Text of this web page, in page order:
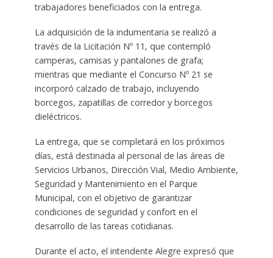
trabajadores beneficiados con la entrega.
La adquisición de la indumentaria se realizó a
través de la Licitación Nº 11, que contempló
camperas, camisas y pantalones de grafa;
mientras que mediante el Concurso Nº 21 se
incorporó calzado de trabajo, incluyendo
borcegos, zapatillas de corredor y borcegos
dieléctricos.
La entrega, que se completará en los próximos
días, está destinada al personal de las áreas de
Servicios Urbanos, Dirección Vial, Medio Ambiente,
Seguridad y Mantenimiento en el Parque
Municipal, con el objetivo de garantizar
condiciones de seguridad y confort en el
desarrollo de las tareas cotidianas.
Durante el acto, el intendente Alegre expresó que